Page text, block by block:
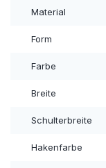
Material
Form
Farbe
Breite
Schulterbreite
Hakenfarbe